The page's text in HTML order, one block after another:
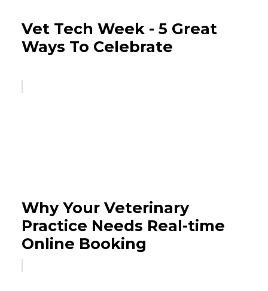
Vet Tech Week - 5 Great
Ways To Celebrate
Why Your Veterinary
Practice Needs Real-time
Online Booking